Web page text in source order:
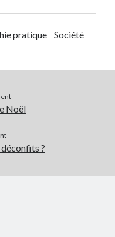
pratique Société
Noël
?